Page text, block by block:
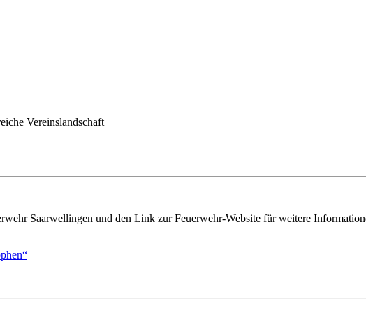
Vereinslandschaft
Saarwellingen und den Link zur Feuerwehr-Website für weitere